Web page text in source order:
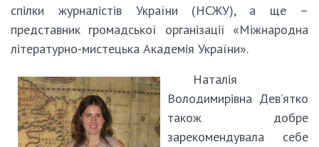
спілки журналістів України (НСЖУ), а ще –
представник громадської організації «Міжнародна
літературно-мистецька Академія України».
Наталія
Володимирівна Дев’ятко
також добре
зарекомендувала себе